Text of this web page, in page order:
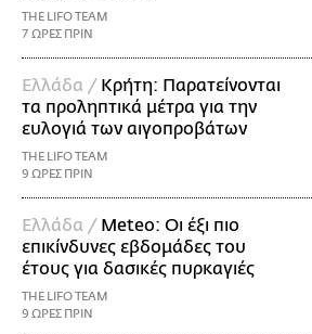
THE LIFO TEAM
7 ΩΡΕΣ ΠΡΙΝ
Ελλάδα / Κρήτη: Παρατείνονται
τα προληπτικά μέτρα για την
ευλογιά των αιγοπροβάτων
THE LIFO TEAM
9 ΩΡΕΣ ΠΡΙΝ
Ελλάδα / Meteo: Οι έξι πιο
επικίνδυνες εβδομάδες του
έτους για δασικές πυρκαγιές
THE LIFO TEAM
9 ΩΡΕΣ ΠΡΙΝ